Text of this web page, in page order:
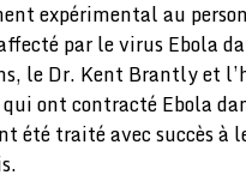
expérimental au
par le virus Ebola
le Dr. Kent Brantly et
ont contracté Ebola
été traité avec succès à